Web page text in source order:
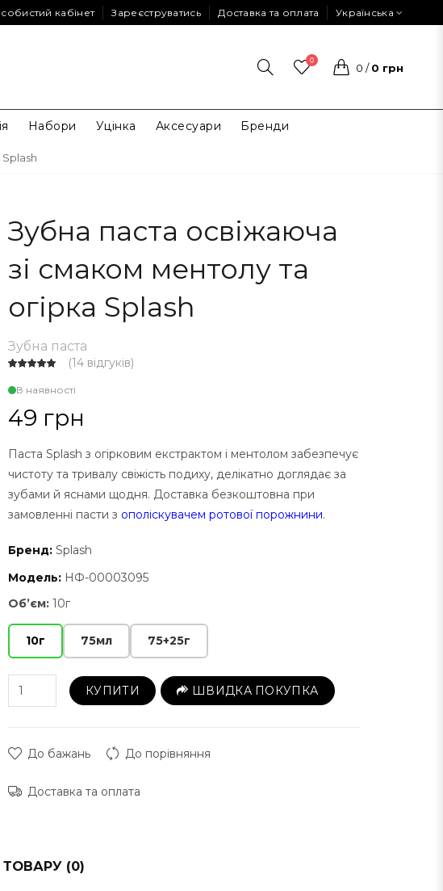
кабінет Зареєструватись Доставка та оплата Українська
0
0 / 0 грн
Набори Уцінка Аксесуари Бренди
Зубна паста освіжаюча
зі смаком ментолу та
огірка Splash
Зубна паста
(14 відгуків)
В наявності
49 грн
Паста Splash з огірковим екстрактом і ментолом забезпечує
чистоту та тривалу свіжість подиху, делікатно доглядає за
зубами й яснами щодня. Доставка безкоштовна при
замовленні пасти з ополіскувачем ротової порожнини.
Бренд: Splash
Модель: НФ-00003095
Об’єм: 10г
10г 75мл 75+25г
КУПИТИ ШВИДКА ПОКУПКА
До бажань До порівняння
Доставка та оплата
(0)